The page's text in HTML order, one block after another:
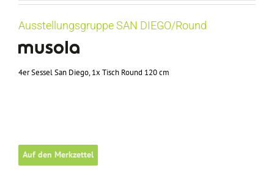
war:
ist:
3.949,00 €.
Ausstellungsgruppe SAN DIEGO/Round
4er Sessel San Diego, 1x Tisch Round 120 cm
Auf den Merkzettel